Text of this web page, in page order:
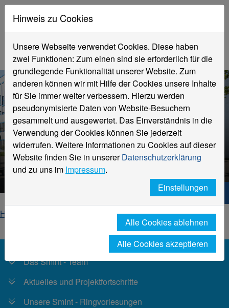
Profilbildung 2022 des Landes
NRW
Smart Interfaces - SmInt
Hochschule Niederrhein. Dein Weg.
Home
Forschung und Transfer
Projekte
Das SmInt - Team
Aktuelles und Projektfortschritte
Unsere SmInt - Ringvorlesungen
Hinweis zu Cookies
Unsere Webseite verwendet Cookies. Diese haben
zwei Funktionen: Zum einen sind sie erforderlich für die
grundlegende Funktionalität unserer Website. Zum
anderen können wir mit Hilfe der Cookies unsere Inhalte
für Sie immer weiter verbessern. Hierzu werden
pseudonymisierte Daten von Website-Besuchern
gesammelt und ausgewertet. Das Einverständnis in die
Verwendung der Cookies können Sie jederzeit
widerrufen. Weitere Informationen zu Cookies auf dieser
Website finden Sie in unsererDatenschutzerklärung
und zu uns im Impressum.
Einstellungen
Alle Cookies ablehnen
Alle Cookies akzeptieren